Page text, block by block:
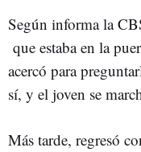
Según informa la
que estaba en la
acercó para
sí, y el joven se
Más tarde, regresó